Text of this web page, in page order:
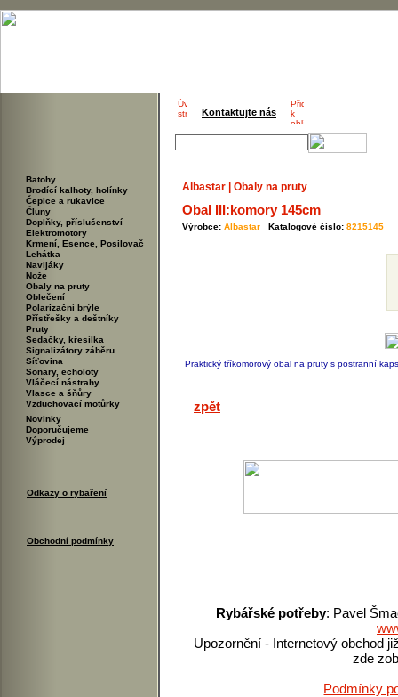
Kontaktujte nás
Batohy
Brodící kalhoty, holínky
Čepice a rukavice
Čluny
Doplňky, příslušenství
Elektromotory
Krmení, Esence, Posilovač
Lehátka
Navijáky
Nože
Obaly na pruty
Oblečení
Polarizační brýle
Přístřešky a deštníky
Pruty
Sedačky, křesílka
Signalizátory záběru
Síťovina
Sonary, echoloty
Vláčecí nástrahy
Vlasce a šňůry
Vzduchovací motůrky
Novinky
Doporučujeme
Výprodej
Odkazy o rybaření
Obchodní podmínky
Albastar | Obaly na pruty
Obal III:komory 145cm
Výrobce: Albastar Katalogové číslo: 8215145
Praktický tříkomorový obal na pruty s postranní
zpět
Rybářské potřeby: Pavel
Upozornění - Internetový obchod
zde
Podmínky